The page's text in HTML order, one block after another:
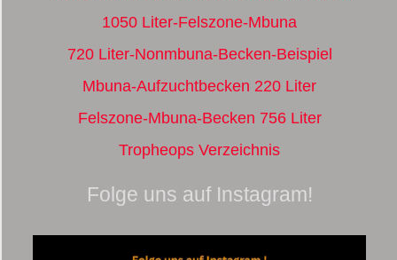
1050 Liter-Felszone-Mbuna
720 Liter-Nonmbuna-Becken-Beispiel
Mbuna-Aufzuchtbecken 220 Liter
Felszone-Mbuna-Becken 756 Liter
Tropheops Verzeichnis
Folge uns auf Instagram!